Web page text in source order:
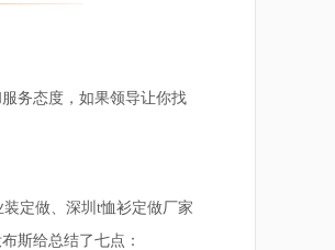
务态度，如果领导让你找
定做、深圳t恤衫定做厂家
斯给总结了七点：